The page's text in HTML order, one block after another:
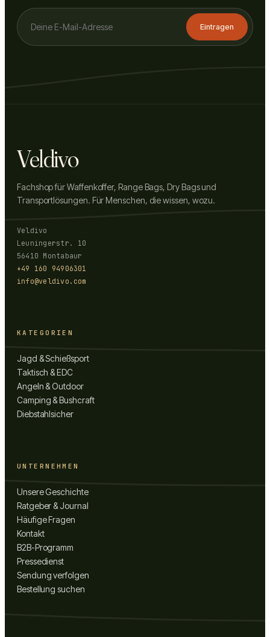
Eintragen
Veldivo
Fachshop für Waffenkoffer, Range Bags, Dry Bags und
Transportlösungen. Für Menschen, die wissen, wozu.
Veldivo
Leuningerstr. 10
56410 Montabaur
+49 160 94906301
info@veldivo.com
KATEGORIEN
Jagd & Schießsport
Taktisch & EDC
Angeln & Outdoor
Camping & Bushcraft
Diebstahlsicher
UNTERNEHMEN
Unsere Geschichte
Ratgeber & Journal
Häufige Fragen
Kontakt
B2B-Programm
Pressedienst
Sendung verfolgen
Bestellung suchen